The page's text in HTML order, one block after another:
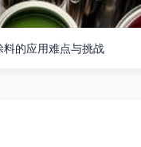
料的应用难点与挑战